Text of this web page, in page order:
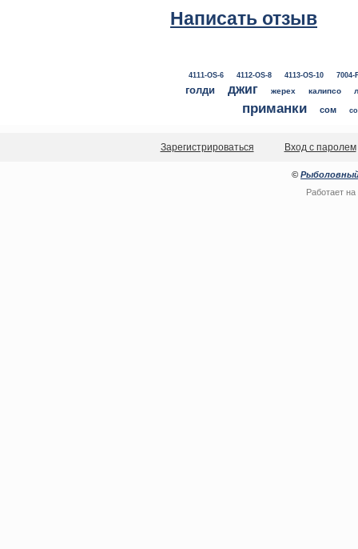
Написать отзыв
4111-OS-6 4112-OS-8 4113-OS-10 7004-
голди джиг жерех калипсо
приманки сом
Зарегистрироваться Вход с паролем
© Рыболовный
Работает